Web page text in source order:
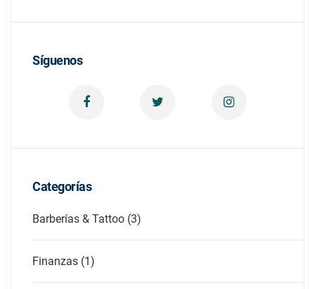
Síguenos
Categorías
Barberías & Tattoo (3)
Finanzas (1)